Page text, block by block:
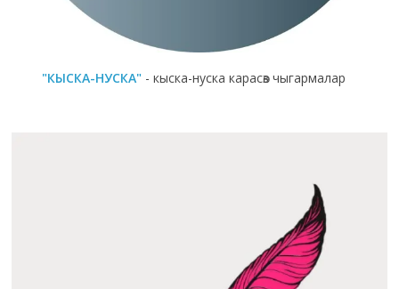
"КЫСКА-НУСКА" - кыска-нуска карасөз чыгармалар